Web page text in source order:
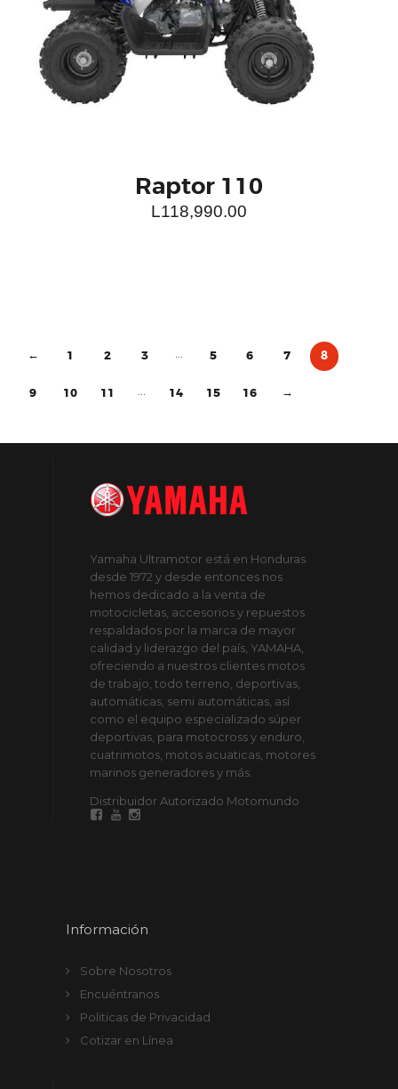
Raptor 110
L118,990.00
← 1 2 3 5 6 7 8
9 10 11 14 15 16 →
Yamaha Ultramotor está en Honduras
desde 1972 y desde entonces nos
hemos dedicado a la venta de
motocicletas, accesorios y repuestos
respaldados por la marca de mayor
calidad y liderazgo del país, YAMAHA,
ofreciendo a nuestros clientes motos
de trabajo, todo terreno, deportivas,
automáticas, semi automáticas, así
como el equipo especializado súper
deportivas, para motocross y enduro,
cuatrimotos, motos acuaticas, motores
marinos generadores y más.
Distribuidor Autorizado Motomundo
Información
Sobre Nosotros
Encuéntranos
Politicas de Privacidad
Cotizar en Línea